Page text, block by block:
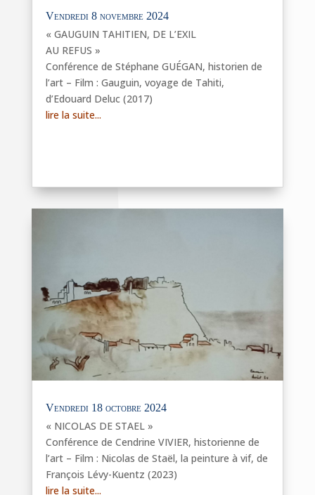
Vendredi 8 novembre 2024
« GAUGUIN TAHITIEN, DE L’EXIL
AU REFUS »
Conférence de Stéphane GUÉGAN, historien de
l’art – Film : Gauguin, voyage de Tahiti,
d’Edouard Deluc (2017)
lire la suite...
Vendredi 18 octobre 2024
« NICOLAS DE STAEL »
Conférence de Cendrine VIVIER, historienne de
l’art – Film : Nicolas de Staël, la peinture à vif, de
François Lévy-Kuentz (2023)
lire la suite...